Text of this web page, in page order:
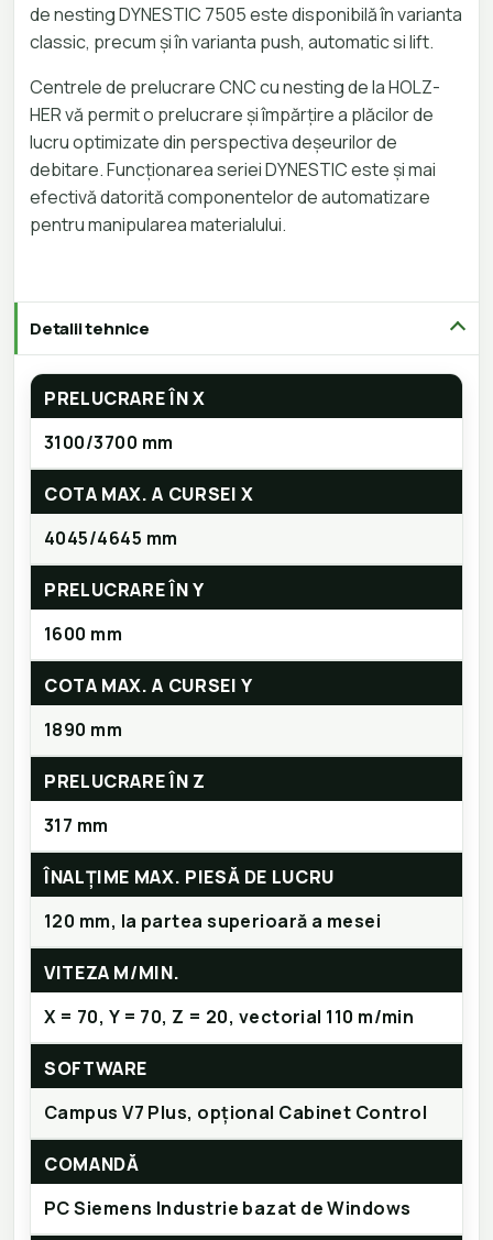
de nesting DYNESTIC 7505 este disponibilă în varianta
classic, precum și în varianta push, automatic si lift.
Centrele de prelucrare CNC cu nesting de la HOLZ-
HER vă permit o prelucrare și împărțire a plăcilor de
lucru optimizate din perspectiva deșeurilor de
debitare. Funcționarea seriei DYNESTIC este și mai
efectivă datorită componentelor de automatizare
pentru manipularea materialului.
Detalii tehnice
PRELUCRARE ÎN X
3100/3700 mm
COTA MAX. A CURSEI X
4045/4645 mm
PRELUCRARE ÎN Y
1600 mm
COTA MAX. A CURSEI Y
1890 mm
PRELUCRARE ÎN Z
317 mm
ÎNALȚIME MAX. PIESĂ DE LUCRU
120 mm, la partea superioară a mesei
VITEZA M/MIN.
X = 70, Y = 70, Z = 20, vectorial 110 m/min
SOFTWARE
Campus V7 Plus, opțional Cabinet Control
COMANDĂ
PC Siemens Industrie bazat de Windows